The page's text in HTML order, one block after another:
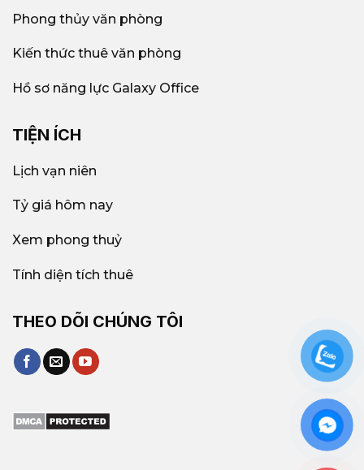
Phong thủy văn phòng
Kiến thức thuê văn phòng
Hồ sơ năng lực Galaxy Office
TIỆN ÍCH
Lịch vạn niên
Tỷ giá hôm nay
Xem phong thuỷ
Tính diện tích thuê
THEO DÕI CHÚNG TÔI